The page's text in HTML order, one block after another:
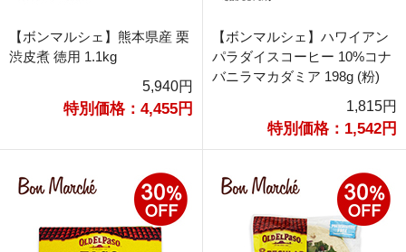
【ボンマルシェ】熊本県産 栗
渋皮煮 徳用 1.1kg
5,940円
特別価格：4,455円
【ボンマルシェ】ハワイアン
パラダイスコーヒー 10%コナ
バニラマカダミア 198g (粉)
1,815円
特別価格：1,542円